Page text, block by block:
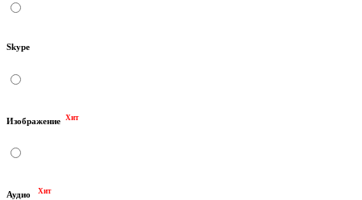
Skype
Изображение Хит
Аудио Хит